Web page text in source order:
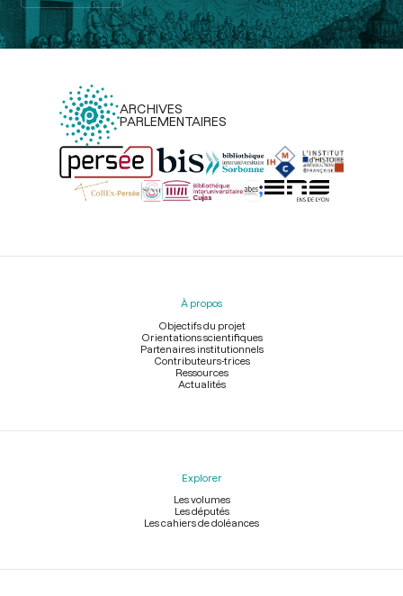
ARCHIVES
PARLEMENTAIRES
Menu
À propos
Objectifs du projet
Orientations scientifiques
Partenaires institutionnels
Contributeurs-trices
Ressources
Actualités
Explorer
Les volumes
Les députés
Les cahiers de doléances